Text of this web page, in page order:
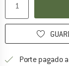
Porte pagado